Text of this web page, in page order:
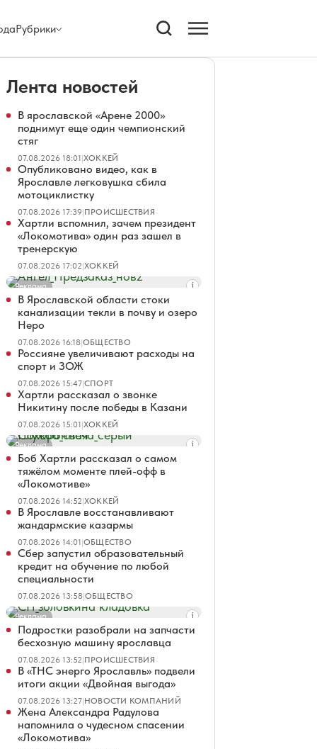
Рубрики
Лента новостей
В ярославской «Арене 2000»
поднимут еще один чемпионский
стяг
07.08.2026 18:01|ХОККЕЙ
Опубликовано видео, как в
Ярославле легковушка сбила
мотоциклистку
07.08.2026 17:39|ПРОИСШЕСТВИЯ
Хартли вспомнил, зачем президент
«Локомотива» один раз зашел в
тренерскую
07.08.2026 17:02|ХОККЕЙ
Реклама
В Ярославской области стоки
канализации текли в почву и озеро
Неро
07.08.2026 16:18|ОБЩЕСТВО
Россияне увеличивают расходы на
спорт и ЗОЖ
07.08.2026 15:47|СПОРТ
Хартли рассказал о звонке
Никитину после победы в Казани
07.08.2026 15:01|ХОККЕЙ
Реклама
Боб Хартли рассказал о самом
тяжёлом моменте плей-офф в
«Локомотиве»
07.08.2026 14:52|ХОККЕЙ
В Ярославле восстанавливают
жандармские казармы
07.08.2026 14:01|ОБЩЕСТВО
Сбер запустил образовательный
кредит на обучение по любой
специальности
07.08.2026 13:58|ОБЩЕСТВО
Реклама
Подростки разобрали на запчасти
бесхозную машину ярославца
07.08.2026 13:52|ПРОИСШЕСТВИЯ
В «ТНС энерго Ярославль» подвели
итоги акции «Двойная выгода»
07.08.2026 13:27|НОВОСТИ КОМПАНИЙ
Жена Александра Радулова
напомнила о чудесном спасении
«Локомотива»